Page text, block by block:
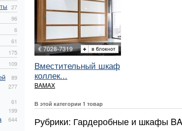
27
96
6
61
175
109
89
277
61
199
644
€ 7028-7319
Вместительный шкаф
коллек...
BAMAX
В этой категории 1 товар
Рубрики: Гардеробные и шкафы